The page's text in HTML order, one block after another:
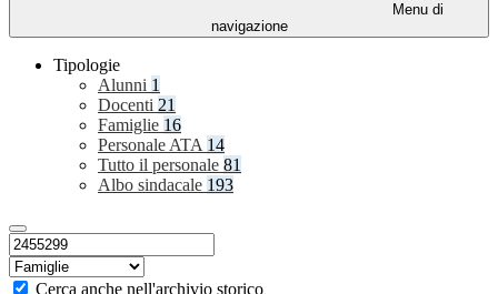
Menu di
navigazione
Tipologie
Alunni 1
Docenti 21
Famiglie 16
Personale ATA 14
Tutto il personale 81
Albo sindacale 193
Cerca anche nell'archivio storico